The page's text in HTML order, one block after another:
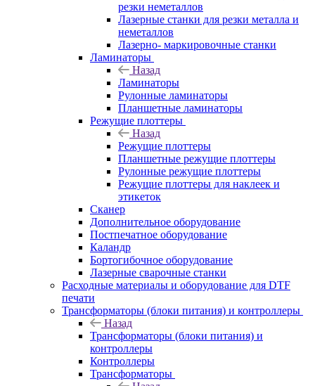
резки неметаллов
Лазерные станки для резки металла и
неметаллов
Лазерно- маркировочные станки
Ламинаторы
Назад
Ламинаторы
Рулонные ламинаторы
Планшетные ламинаторы
Режущие плоттеры
Назад
Режущие плоттеры
Планшетные режущие плоттеры
Рулонные режущие плоттеры
Режущие плоттеры для наклеек и
этикеток
Сканер
Дополнительное оборудование
Постпечатное оборудование
Каландр
Бортогибочное оборудование
Лазерные сварочные станки
Расходные материалы и оборудование для DTF
печати
Трансформаторы (блоки питания) и контроллеры
Назад
Трансформаторы (блоки питания) и
контроллеры
Контроллеры
Трансформаторы